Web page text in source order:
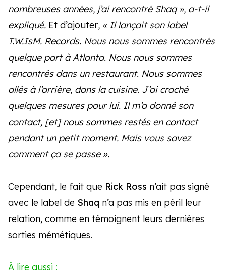
nombreuses années, j’ai rencontré Shaq », a-t-il
expliqué. Et d’ajouter, « Il lançait son label
T.W.IsM. Records. Nous nous sommes rencontrés
quelque part à Atlanta. Nous nous sommes
rencontrés dans un restaurant. Nous sommes
allés à l’arrière, dans la cuisine. J’ai craché
quelques mesures pour lui. Il m’a donné son
contact, [et] nous sommes restés en contact
pendant un petit moment. Mais vous savez
comment ça se passe ».
Cependant, le fait que Rick Ross n’ait pas signé
avec le label de Shaq n’a pas mis en péril leur
relation, comme en témoignent leurs dernières
sorties mémétiques.
À lire aussi :